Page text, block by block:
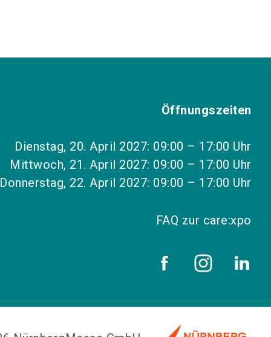
Öffnungszeiten
Dienstag, 20. April 2027: 09:00 – 17:00 Uhr
Mittwoch, 21. April 2027: 09:00 – 17:00 Uhr
Donnerstag, 22. April 2027: 09:00 – 17:00 Uhr
FAQ zur care:xpo